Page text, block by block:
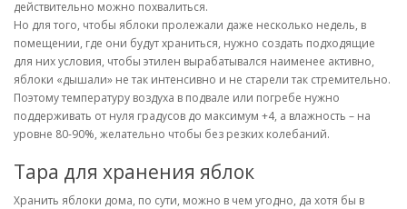
действительно можно похвалиться.
Но для того, чтобы яблоки пролежали даже несколько недель, в
помещении, где они будут храниться, нужно создать подходящие
для них условия, чтобы этилен вырабатывался наименее активно,
яблоки «дышали» не так интенсивно и не старели так стремительно.
Поэтому температуру воздуха в подвале или погребе нужно
поддерживать от нуля градусов до максимум +4, а влажность – на
уровне 80-90%, желательно чтобы без резких колебаний.
Тара для хранения яблок
Хранить яблоки дома, по сути, можно в чем угодно, да хотя бы в